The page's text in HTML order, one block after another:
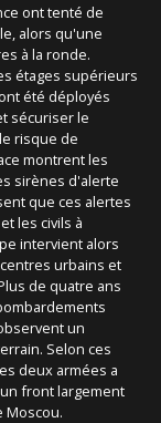
ont tenté de
alors qu'une
à la ronde.
étages supérieurs
été déployés
sécuriser le
risque de
montrent les
sirènes d'alerte
que ces alertes
les civils à
intervient alors
urbains et
de quatre ans
un
Selon ces
deux armées a
front largement
Moscou.